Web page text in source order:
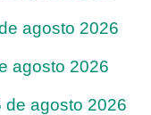
agosto 2026
agosto 2026
de agosto 2026